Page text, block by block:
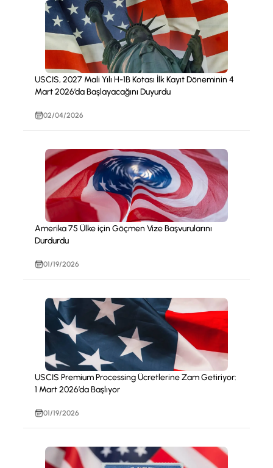
USCIS, 2027 Mali Yılı H-1B Kotası İlk Kayıt Döneminin 4
Mart 2026’da Başlayacağını Duyurdu
02/04/2026
Amerika 75 Ülke için Göçmen Vize Başvurularını
Durdurdu
01/19/2026
USCIS Premium Processing Ücretlerine Zam Getiriyor:
1 Mart 2026’da Başlıyor
01/19/2026